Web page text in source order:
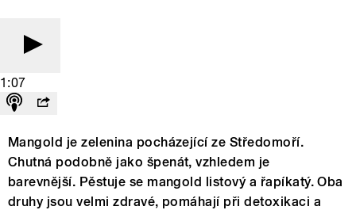
1:07
Mangold je zelenina pocházející ze Středomoří.
Chutná podobně jako špenát, vzhledem je
barevnější. Pěstuje se mangold listový a řapíkatý. Oba
druhy jsou velmi zdravé, pomáhají při detoxikaci a